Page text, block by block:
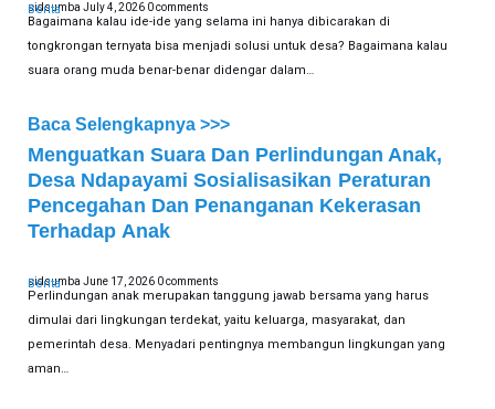
sidsumba July 4, 2026 0 comments
Berita
Bagaimana kalau ide-ide yang selama ini hanya dibicarakan di
tongkrongan ternyata bisa menjadi solusi untuk desa? Bagaimana kalau
suara orang muda benar-benar didengar dalam…
Baca Selengkapnya >>>
Menguatkan Suara Dan Perlindungan Anak,
Desa Ndapayami Sosialisasikan Peraturan
Pencegahan Dan Penanganan Kekerasan
Terhadap Anak
sidsumba June 17, 2026 0 comments
Berita
Perlindungan anak merupakan tanggung jawab bersama yang harus
dimulai dari lingkungan terdekat, yaitu keluarga, masyarakat, dan
pemerintah desa. Menyadari pentingnya membangun lingkungan yang
aman…